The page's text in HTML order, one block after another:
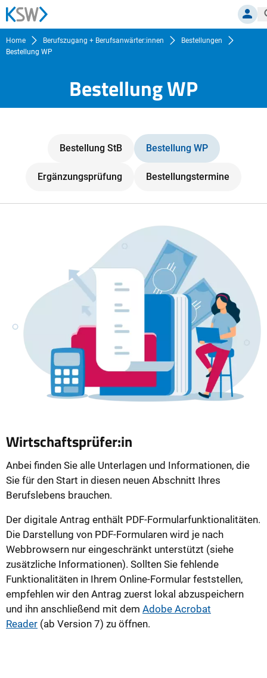
Home Berufszugang + Berufsanwärter:innen
Bestellungen
Bestellung WP
Bestellung WP
Bestellung StB Bestellung WP
Ergänzungsprüfung Bestellungstermine
Wirtschaftsprüfer:in
Anbei finden Sie alle Unterlagen und Informationen, die
Sie für den Start in diesen neuen Abschnitt Ihres
Berufslebens brauchen.
Der digitale Antrag enthält PDF-Formularfunktionalitäten.
Die Darstellung von PDF-Formularen wird je nach
Webbrowsern nur eingeschränkt unterstützt (siehe
zusätzliche Informationen). Sollten Sie fehlende
Funktionalitäten in Ihrem Online-Formular feststellen,
empfehlen wir den Antrag zuerst lokal abzuspeichern
und ihn anschließend mit dem Adobe Acrobat
Reader (ab Version 7) zu öffnen.